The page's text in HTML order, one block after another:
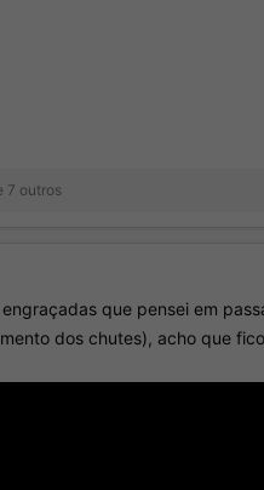
7 outros
que pensei em
dos chutes), acho que